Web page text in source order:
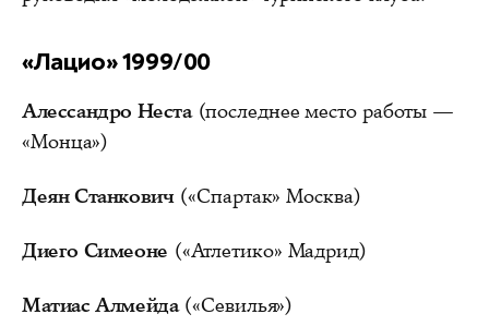
«Лацио» 1999/00
Алессандро Неста(последнее место работы —
«Монца»)
Деян Станкович(«Спартак» Москва)
Диего Симеоне («Атлетико» Мадрид)
Матиас Алмейда(«Севилья»)